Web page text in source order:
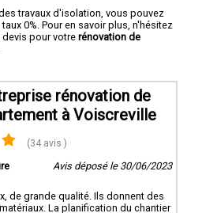
travaux d'isolation, vous pouvez
0%. Pour en savoir plus, n'hésitez
pour votre rénovation de
rénovation de
à Voiscreville
(34 avis )
Avis déposé le 30/06/2023
de grande qualité. Ils donnent des
La planification du chantier